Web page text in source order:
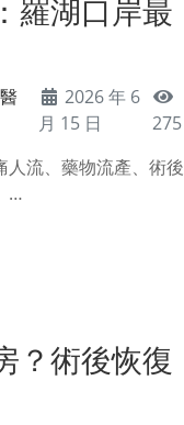
羅湖口岸最
2026 年 6
月 15 日
275
人流、藥物流產、術後
…
？術後恢復